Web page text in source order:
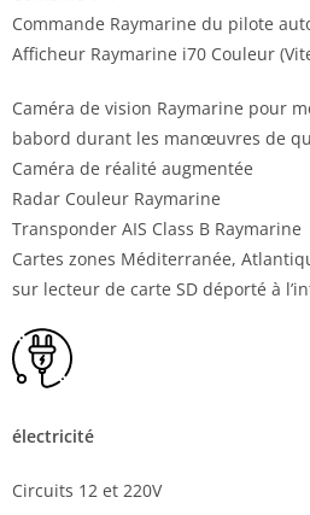
Commande Raymarine du pilote
Afficheur Raymarine i70 Couleur
Caméra de vision Raymarine pour
babord durant les manœuvres de
Caméra de réalité augmentée
Radar Couleur Raymarine
Transponder AIS Class B Raymarine
Cartes zones Méditerranée,
sur lecteur de carte SD déporté à
électricité
Circuits 12 et 220V